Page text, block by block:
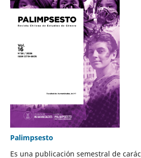
Palimpsesto
Es una publicación semestral de